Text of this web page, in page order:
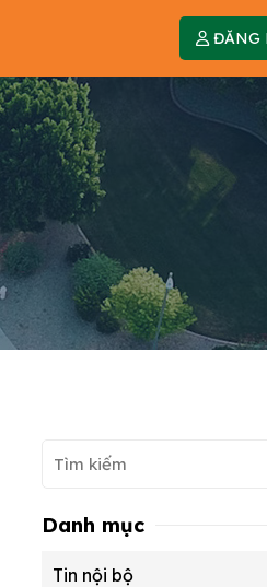
ĐĂNG
Danh mục
Tin nội bộ